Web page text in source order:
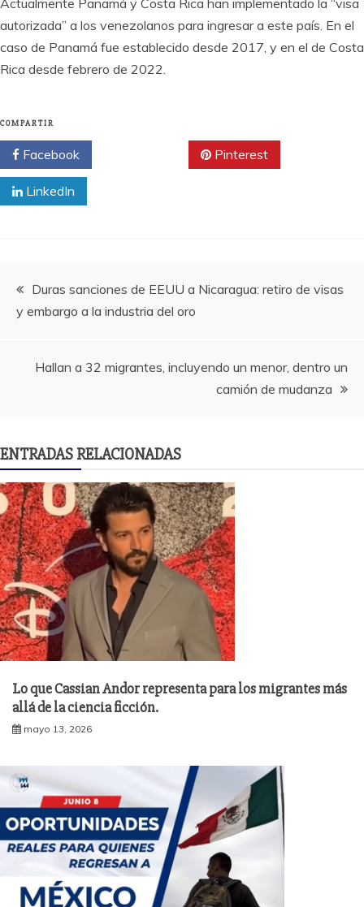
Actualmente Panamá y Costa Rica han implementado la “visa
autorizada” a los venezolanos para ingresar a este país. En el
caso de Panamá fue establecido desde 2017, y en el de Costa
Rica desde febrero de 2022.
COMPARTIR
Facebook Pinterest
LinkedIn
Navegación
de
entradas
Duras sanciones de EEUU a Nicaragua: retiro de visas
y embargo a la industria del oro
Hallan a 32 migrantes, incluyendo un menor, dentro un
camión de mudanza
ENTRADAS RELACIONADAS
Lo que Cassian Andor representa para los migrantes más
allá de la ciencia ficción.
mayo 13, 2026